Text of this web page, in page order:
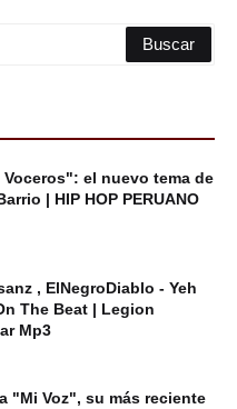
el nuevo tema de
| HIP HOP PERUANO
, ElNegroDiablo - Yeh
The Beat | Legion
Mp3
"Mi Voz", su más reciente